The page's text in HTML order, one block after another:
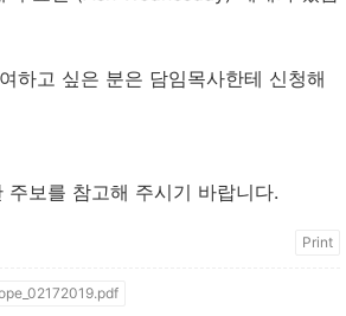
하고 싶은 분은 담임목사한테 신청해
주보를 참고해 주시기 바랍니다.
Print